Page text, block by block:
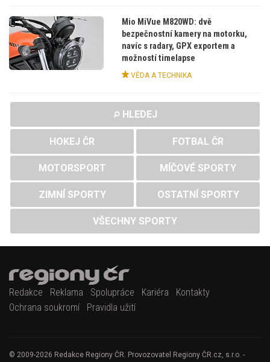
Mio MiVue M820WD: dvě
bezpečnostní kamery na motorku,
navíc s radary, GPX exportem a
možností timelapse
VĚDA A TECHNIKA
HLEDEJ
HOKEJ ČR FOTBAL ČR
MOTORSPORT MÍČOVÉ SPORTY
ZIMNÍ SPORTY OSTATNÍ SPORTY
VŠECHNY SPORTY
Redakce Reklama Spolupráce Kariéra
Kontakty
Ochrana soukromí
Pravidla užití
© 2009-2026 Redakce Regiony ČR. Provozovatel Regiony ČR.cz, s.r.o. -